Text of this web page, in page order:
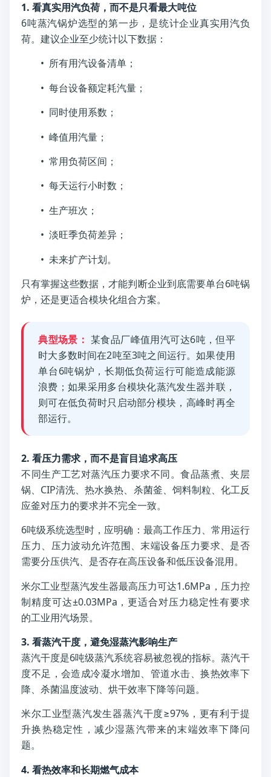
1. 看真实用汽负荷，而不是只看最大吨位
6吨蒸汽锅炉选型的第一步，是统计企业真实用汽负
荷。建议企业至少统计以下数据：
• 所有用汽设备清单；
• 每台设备额定耗汽量；
• 同时使用系数；
• 峰值用汽量；
• 常用负荷区间；
• 每天运行小时数；
• 生产班次；
• 淡旺季负荷差异；
• 未来扩产计划。
只有掌握这些数据，才能判断企业到底需要单台6吨锅
炉，还是更适合模块化组合方案。
典型场景： 某食品厂峰值用汽可达6吨，但平
时大多数时间在2吨至3吨之间运行。如果使用
单台6吨锅炉，长期低负荷运行可能造成能源
浪费；如果采用多台模块化蒸汽发生器并联，
则可在低负荷时只启动部分模块，高峰时再全
部运行。
2. 看压力需求，而不是盲目追求高压
不同生产工艺对蒸汽压力要求不同。食品蒸煮、夹层
锅、CIP清洗、热水换热、杀菌釜、饲料制粒、化工反
应釜对压力的要求并不完全一致。
6吨级系统选型时，应明确：最高工作压力、常用运行
压力、压力波动允许范围、末端设备压力要求、是否
需要分压供汽、是否存在高压设备和低压设备混用。
米尔工业型蒸汽发生器最高压力可达1.6MPa，压力控
制精度可达±0.03MPa，更适合对压力稳定性有要求
的工业用汽场景。
3. 看蒸汽干度，避免湿蒸汽影响生产
蒸汽干度是6吨级蒸汽系统容易被忽视的指标。蒸汽干
度不足，会造成冷凝水增加、管道水击、换热效率下
降、杀菌温度波动、烘干效率下降等问题。
米尔工业型蒸汽发生器蒸汽干度≥97%，更有利于提
升换热稳定性，减少湿蒸汽带来的末端效率下降问
题。
4. 看热效率和长期燃气成本